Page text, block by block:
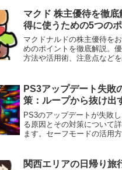
します。
マクド 株主優待を徹底
得に使うための5つの
マクドナルドの株主優待を
めのポイントを徹底解説。
方法や活用術、注意点など
PS3アップデート失敗
策：ループから抜け出
PS3のアップデートが失敗
る原因とその対策について
ます。セーフモードの活用方
法までを包括的に紹介しま
関西エリアの日帰り旅